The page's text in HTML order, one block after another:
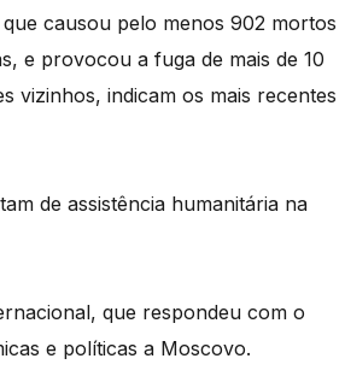
causou pelo menos 902 mortos
e provocou a fuga de mais de 10
vizinhos, indicam os mais recentes
de assistência humanitária na
que respondeu com o
e políticas a Moscovo.